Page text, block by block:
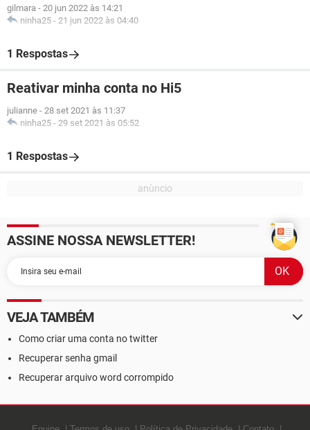
gilmara - 20 jun 2022 às 14:21
ninha25 - 21 jun 2022 às 04:40
1 Respostas
Reativar minha conta no Hi5
julianne - 28 set 2021 às 11:37
ninha25 - 29 set 2021 às 05:52
1 Respostas
ASSINE NOSSA NEWSLETTER!
VEJA TAMBÉM
Como criar uma conta no twitter
Recuperar senha gmail
Recuperar arquivo word corrompido